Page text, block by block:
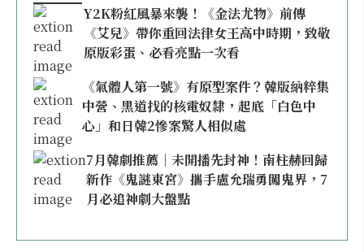
Y2K粉紅風暴來襲！《金法尤物》前傳
《艾兒》帶你重回法律女王高中時期，致敬
原版彩蛋、必看亮點一次看
《氣體人第一號》有原型案件？韓版納粹集
中營、黑道找的核電奴隸，起底「白色中
心」和日韓2慘案驚人相似處
7月韓劇推薦｜未開播先封神！南柱赫回歸
新作《鬼謎東宮》攜手盧允瑞勇闖鬼界，7
月必追神劇大盤點